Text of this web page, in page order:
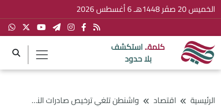
الخميس 20 صفَر 1448هـ 6 أغسطس 2026
كلمة..استكشف
بلا حدود
الرئيسية اقتصاد واشنطن تلغي ترخيص صادرات النفط الإيرانية وتحدد مهلة لإنهاء المعاملات